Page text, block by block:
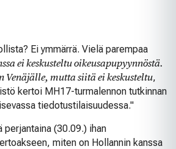
Ei ymmärrä. Vielä parempaa
ei keskusteltu oikeusapupyynnöstä.
mutta siitä ei keskusteltu,
kertoi MH17-turmalennon tutkinnan
tiedotustilaisuudessa."
(30.09.) ihan
miten on Hollannin kanssa